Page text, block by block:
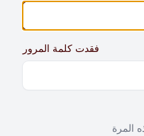
فقدت كلمة المرور
المرة